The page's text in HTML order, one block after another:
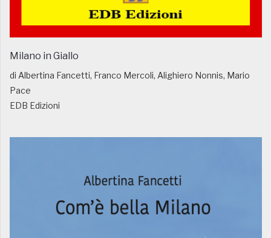
Milano in Giallo
di Albertina Fancetti, Franco Mercoli, Alighiero Nonnis, Mario
Pace
EDB Edizioni